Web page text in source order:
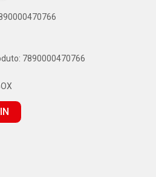
7890000470766